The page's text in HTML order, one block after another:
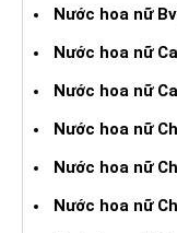
Nước hoa nữ
Nước hoa nữ
Nước hoa nữ
Nước hoa nữ
Nước hoa nữ
Nước hoa nữ